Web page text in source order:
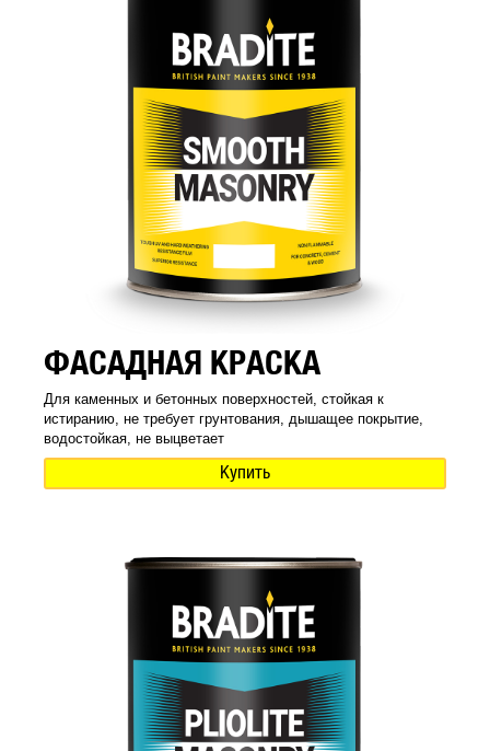
ФАСАДНАЯ КРАСКА
Для каменных и бетонных поверхностей, стойкая к
истиранию, не требует грунтования, дышащее покрытие,
водостойкая, не выцветает
Купить